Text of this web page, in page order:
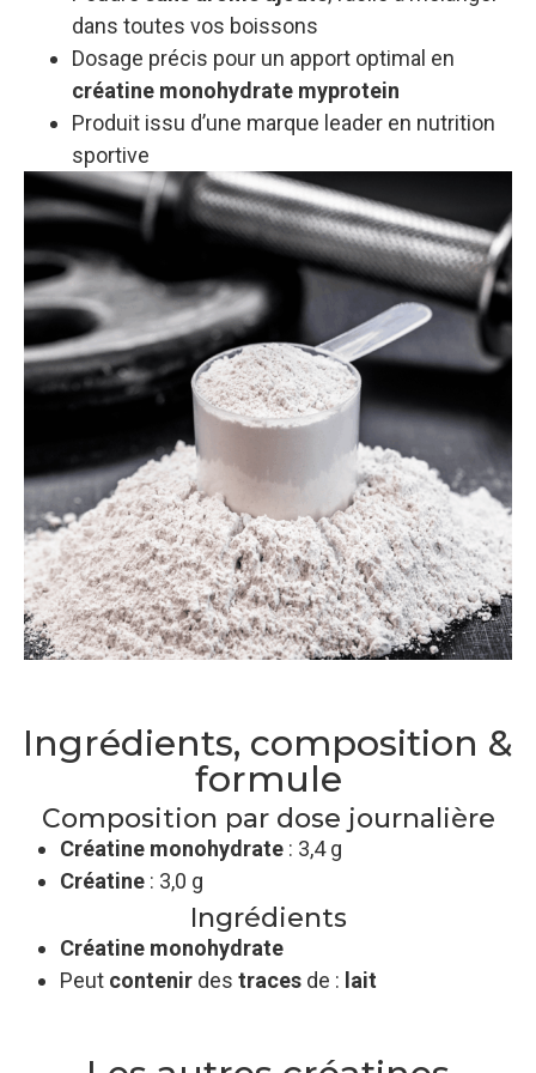
dans toutes vos boissons
Dosage précis pour un apport optimal en
créatine monohydrate myprotein
Produit issu d’une marque leader en nutrition
sportive
Ingrédients, composition &
formule
Composition par dose journalière
Créatine monohydrate : 3,4 g
Créatine : 3,0 g
Ingrédients
Créatine monohydrate
Peut contenir des traces de : lait